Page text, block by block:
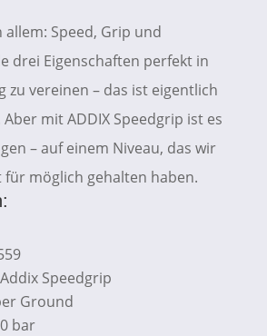
allem: Speed, Grip und
drei Eigenschaften perfekt in
zu vereinen – das ist eigentlich
mit ADDIX Speedgrip ist es
– auf einem Niveau, das wir
für möglich gehalten haben.
Speedgrip
Ground
bar